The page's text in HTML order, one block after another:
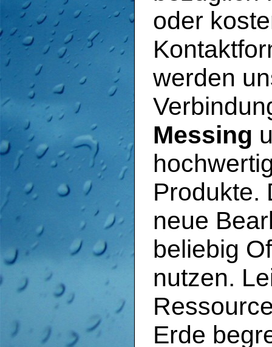
oder
werden
Messing
Produkte.
neue
beliebig
nutzen.
Erde